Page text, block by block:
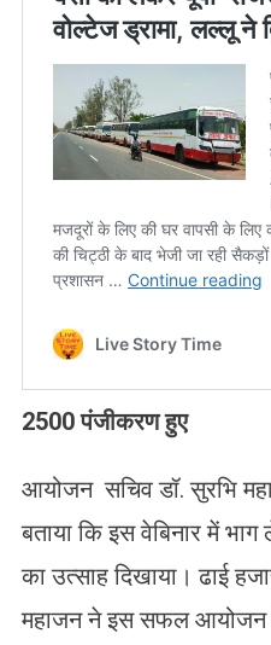
2500 पंजीकरण हुए
आयोजन सचिव डॉ. सुरभि
बताया कि इस वेबिनार में
का उत्साह दिखाया। ढाई
महाजन ने इस सफल आयोजन